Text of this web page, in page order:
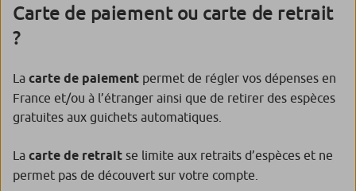
Carte de paiement ou carte de retrait
?
La carte de paiement permet de régler vos dépenses en
France et/ou à l’étranger ainsi que de retirer des espèces
gratuites aux guichets automatiques.
La carte de retrait se limite aux retraits d’espèces et ne
permet pas de découvert sur votre compte.